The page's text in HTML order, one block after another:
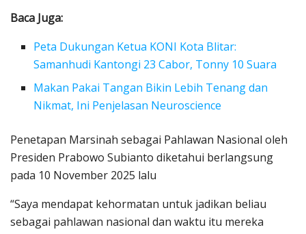
Baca Juga:
Peta Dukungan Ketua KONI Kota Blitar:
Samanhudi Kantongi 23 Cabor, Tonny 10 Suara
Makan Pakai Tangan Bikin Lebih Tenang dan
Nikmat, Ini Penjelasan Neuroscience
Penetapan Marsinah sebagai Pahlawan Nasional oleh
Presiden Prabowo Subianto diketahui berlangsung
pada 10 November 2025 lalu
“Saya mendapat kehormatan untuk jadikan beliau
sebagai pahlawan nasional dan waktu itu mereka